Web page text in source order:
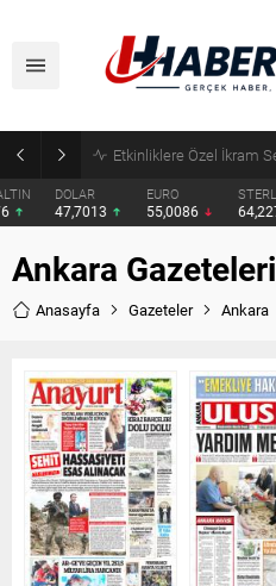
DOLAR
47,7013 55,0086
STERLİN
64,2273
Ankara Gazeteleri
Anasayfa Gazeteler Ankara